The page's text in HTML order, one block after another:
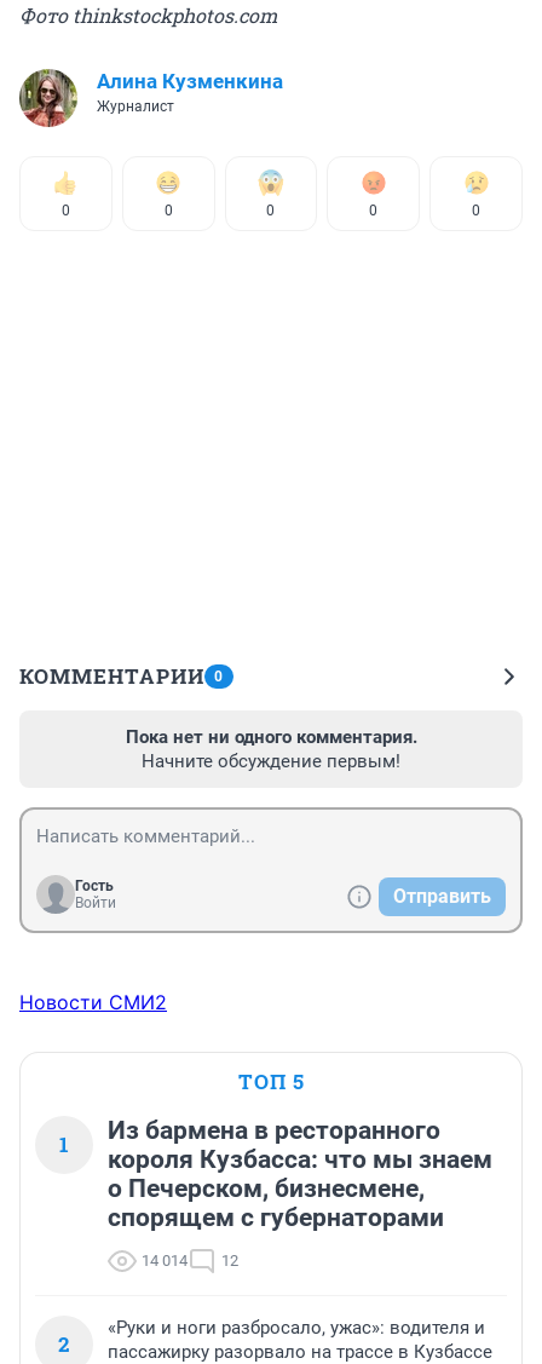
Фото thinkstockphotos.com
Алина Кузменкина
Журналист
0 0 0 0 0
КОММЕНТАРИИ 0
Пока нет ни одного комментария.
Начните обсуждение первым!
Гость
Войти
Отправить
Новости СМИ2
ТОП 5
1
Из бармена в ресторанного
короля Кузбасса: что мы знаем
о Печерском, бизнесмене,
спорящем с губернаторами
14 014 12
2
«Руки и ноги разбросало, ужас»: водителя и
пассажирку разорвало на трассе в Кузбассе